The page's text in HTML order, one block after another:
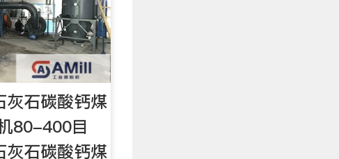
石碳酸钙煤
80-400目
石碳酸钙煤